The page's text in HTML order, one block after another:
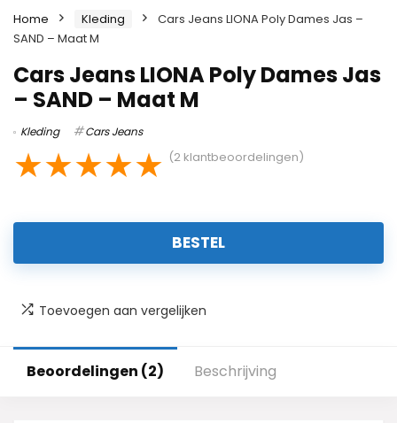
Home Kleding
Cars Jeans LIONA Poly Dames Jas –
SAND – Maat M
Cars Jeans LIONA Poly Dames Jas
– SAND – Maat M
Kleding Cars Jeans
★★★★★ (2 klantbeoordelingen)
BESTEL
Toevoegen aan vergelijken
Beoordelingen (2) Beschrijving